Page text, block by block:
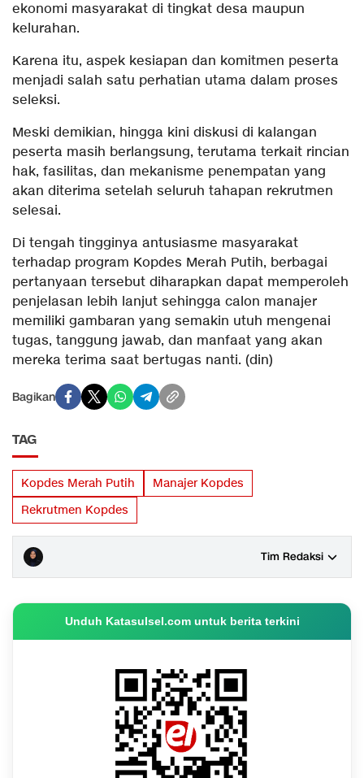
ekonomi masyarakat di tingkat desa maupun
kelurahan.
Karena itu, aspek kesiapan dan komitmen peserta
menjadi salah satu perhatian utama dalam proses
seleksi.
Meski demikian, hingga kini diskusi di kalangan
peserta masih berlangsung, terutama terkait rincian
hak, fasilitas, dan mekanisme penempatan yang
akan diterima setelah seluruh tahapan rekrutmen
selesai.
Di tengah tingginya antusiasme masyarakat
terhadap program Kopdes Merah Putih, berbagai
pertanyaan tersebut diharapkan dapat memperoleh
penjelasan lebih lanjut sehingga calon manajer
memiliki gambaran yang semakin utuh mengenai
tugas, tanggung jawab, dan manfaat yang akan
mereka terima saat bertugas nanti. (din)
Bagikan
TAG
Kopdes Merah Putih
Manajer Kopdes
Rekrutmen Kopdes
Tim Redaksi
Unduh Katasulsel.com untuk berita terkini